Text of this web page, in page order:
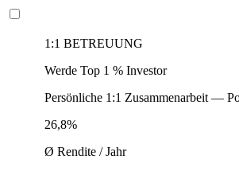
1:1 BETREUUNG
Werde Top 1 % Investor
Persönliche 1:1 Zusammenarbeit —
26,8%
Ø Rendite / Jahr